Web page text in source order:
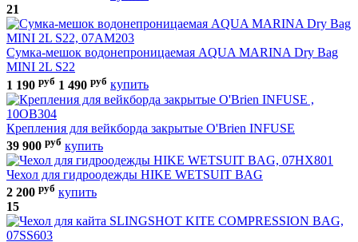
21
Сумка-мешок водонепроницаемая AQUA MARINA Dry Bag
MINI 2L S22
1 190 руб 1 490 руб купить
Крепления для вейкборда закрытые O'Brien INFUSE
39 900 руб купить
Чехол для гидроодежды HIKE WETSUIT BAG
2 200 руб купить
15